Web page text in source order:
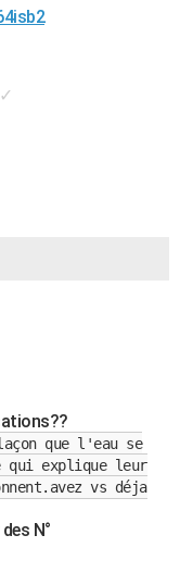
✓
que l'eau se
qui explique leur
vs déja
N°